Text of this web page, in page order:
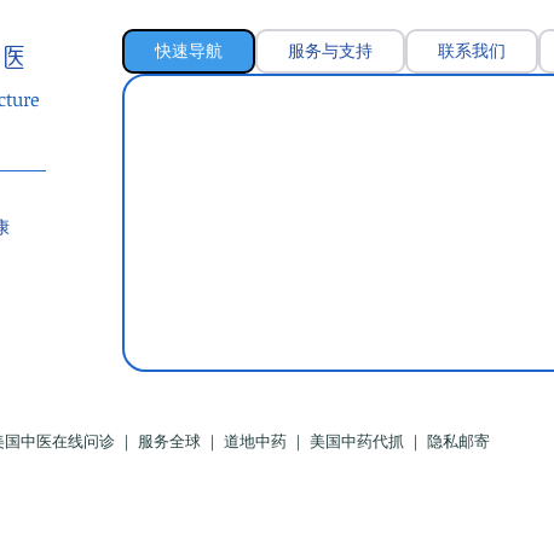
快速导航 服务与支持 联系我们
国中医在线问诊 ｜ 服务全球 ｜ 道地中药 ｜ 美国中药代抓 ｜ 隐私邮寄